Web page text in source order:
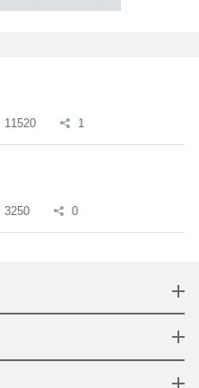
11520 1
3250 0